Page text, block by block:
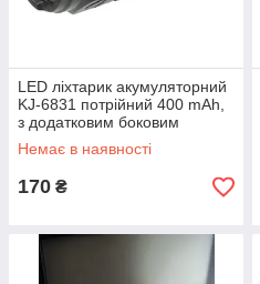
LED ліхтарик акумуляторний
KJ-6831 потрійний 400 mAh,
з додатковим боковим
підсвічуванням black
Немає в наявності
170 ₴